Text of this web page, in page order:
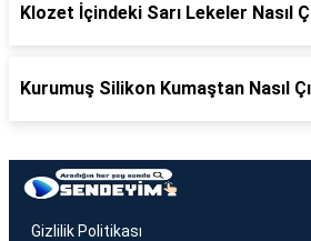
Klozet İçindeki Sarı Lekeler Nasıl
Kurumuş Silikon Kumaştan Nasıl
Gizlilik Politikası